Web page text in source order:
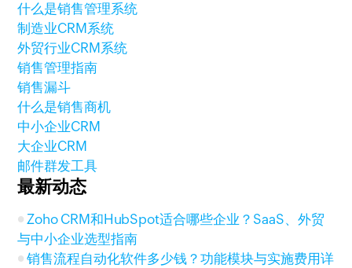
什么是销售管理系统
制造业CRM系统
外贸行业CRM系统
销售管理指南
销售漏斗
什么是销售商机
中小企业CRM
大企业CRM
邮件群发工具
最新动态
Zoho CRM和HubSpot适合哪些企业？SaaS、外贸
与中小企业选型指南
销售流程自动化软件多少钱？功能模块与实施费用详